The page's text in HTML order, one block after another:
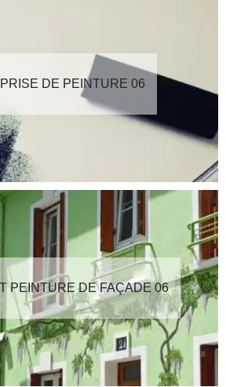
DE PEINTURE 06
PEINTURE DE FAÇADE 06